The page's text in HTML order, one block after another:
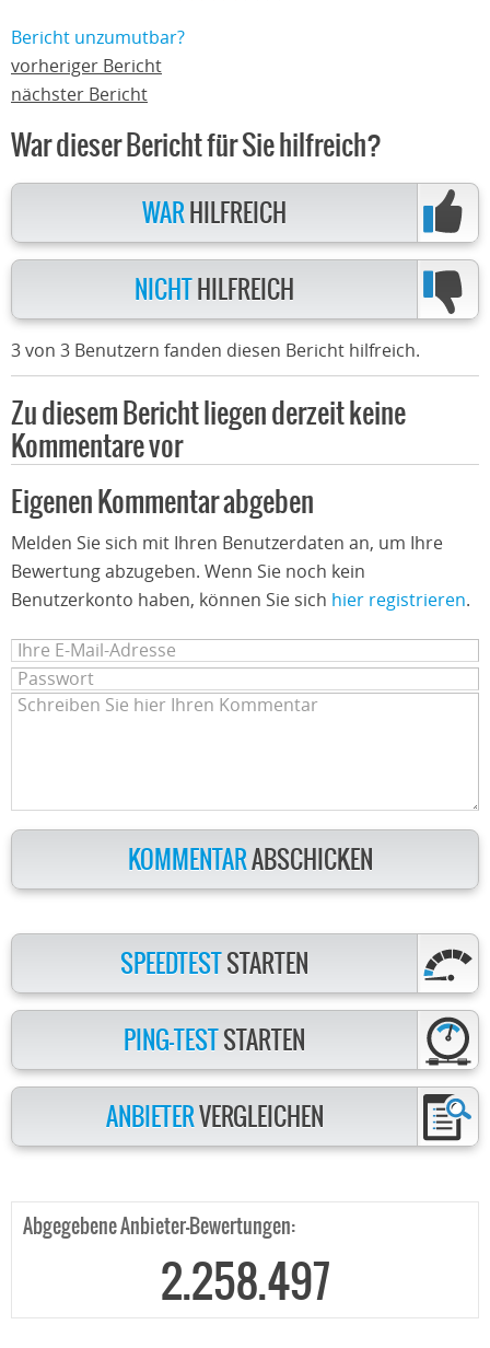
Bericht unzumutbar?
vorheriger Bericht
nächster Bericht
War dieser Bericht für Sie hilfreich?
WAR HILFREICH
NICHT HILFREICH
3 von 3 Benutzern fanden diesen Bericht hilfreich.
Zu diesem Bericht liegen derzeit keine
Kommentare vor
Eigenen Kommentar abgeben
Melden Sie sich mit Ihren Benutzerdaten an, um Ihre
Bewertung abzugeben. Wenn Sie noch kein
Benutzerkonto haben, können Sie sich hier registrieren.
KOMMENTARABSCHICKEN
SPEEDTESTSTARTEN
PING-TESTSTARTEN
ANBIETERVERGLEICHEN
Abgegebene Anbieter-Bewertungen:
2.258.497